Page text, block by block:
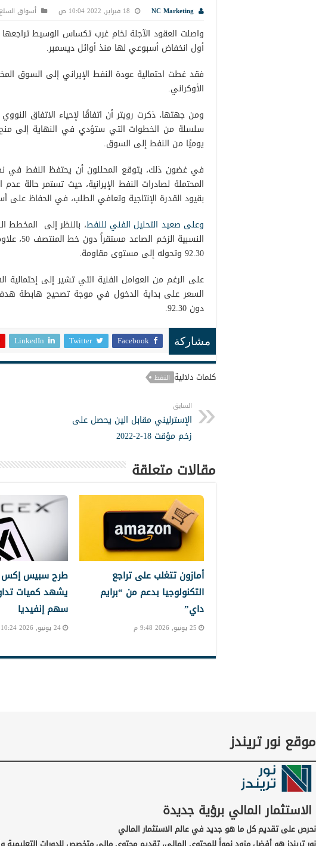
NC Marketing 18 فبراير, 2022 10:04 ص أسواق السلع Noor Trends
أول انخفاض أسبوعي لها منذ أوائل ديسمبر.
فقد غطت احتمالية عودة النفط الإيراني إلى السوق
الأوكراني.
سلسلة من الخطوات التي ستؤدي في النهاية إلى منح
يوميًا من النفط إلى السوق.
المحتملة لصادرات النفط الإيرانية، حيث تستمر حالة
بقيود القدرة الإنتاجية وتعافي الطلب، في الحفاظ على
وعلى صعيد التحليل الفني للنفط
النسبية
92.30 وتحوله إلى مستوى مقاومة.
دون 92.30.
مشاركة Facebook
Twitter
LinkedIn
كلمات دلالية النفط
السابق
الإسترليني مقابل الين يحصل على
زخم مؤقت 18-2-2022
مقالات متعلقة
أمازون تتغلب على تراجع
التكنولوجيا بدعم من “برايم
داي”
25 يونيو, 2026 9:48 م
طرح سبيس إكس
يشهد كميات
سهم إنفيديا
24 يونيو, 2026 10:24 م
موقع نور تريندز
الاستثمار المالي برؤية جديدة
نحرص على تقديم كل ما هو جديد في عالم الاستثمار المالي